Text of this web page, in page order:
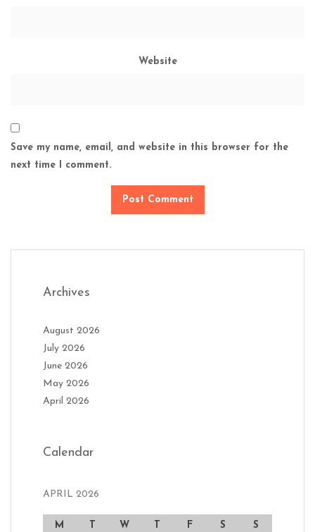
Website
Save my name, email, and website in this browser for the
next time I comment.
Archives
August 2026
July 2026
June 2026
May 2026
April 2026
Calendar
APRIL 2026
M T W T F S S